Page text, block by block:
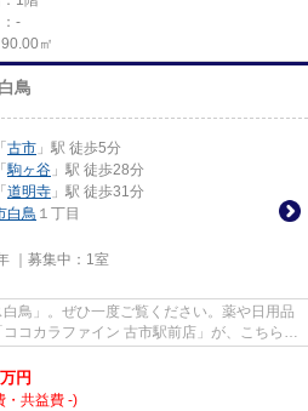
-
㎡
鳥
「 古市 」駅 徒歩5分
「駒ヶ谷 」駅 徒歩28分
「 道明寺 」駅 徒歩31分
白鳥 １丁目
｜募集中： 1室
鳥」。ぜひ一度ご覧ください。薬や日用品
コカラファイン 古市駅前店」が、こちらの
万円
・共益費 -)